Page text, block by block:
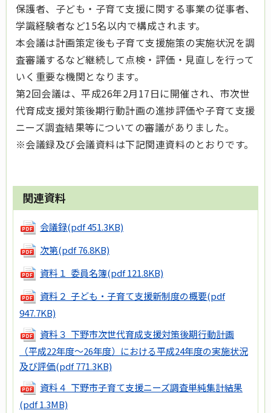
保護者、子ども・子育て支援に関する事業の従事者、
学識経験者など15名以内で構成されます。
本会議は計画策定後も子育て支援施策の実施状況を調
査審議するなど継続して点検・評価・見直しを行って
いく重要な機関となります。
第2回会議は、平成26年2月17日に開催され、市次世
代育成支援対策後期行動計画の進捗評価や子育て支援
ニーズ調査結果等についての審議がありました。
※会議録及び会議資料は下記関連資料のとおりです。
関連資料
会議録(pdf 451.3KB)
次第(pdf 76.8KB)
資料１ 委員名簿(pdf 121.8KB)
資料２ 子ども・子育て支援新制度の概要(pdf
947.7KB)
資料３ 下野市次世代育成支援対策後期行動計画
（平成22年度～26年度）における平成24年度の実施状況
及び評価(pdf 771.3KB)
資料４ 下野市子育て支援ニーズ調査単純集計結果
(pdf 1.3MB)